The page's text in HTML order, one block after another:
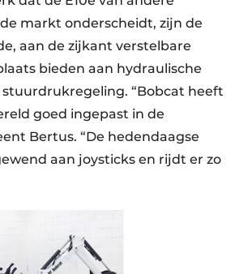
markt onderscheidt, zijn de
aan de zijkant verstelbare
bieden aan hydraulische
“Bobcat heeft
goed ingepast in de
Bertus. “De hedendaagse
aan joysticks en rijdt er zo